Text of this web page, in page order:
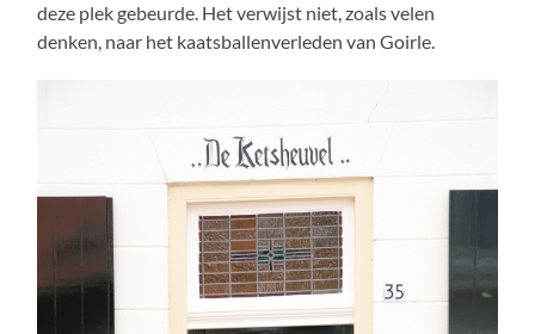
deze plek gebeurde. Het verwijst niet, zoals velen
denken, naar het kaatsballenverleden van Goirle.